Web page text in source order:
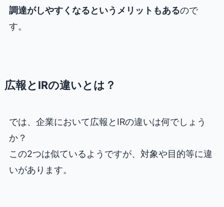
調達がしやすくなるというメリットもあるので
す。
広報とIRの違いとは？
では、企業において広報とIRの違いは何でしょう
か？
この2つは似ているようですが、対象や目的等に違
いがあります。